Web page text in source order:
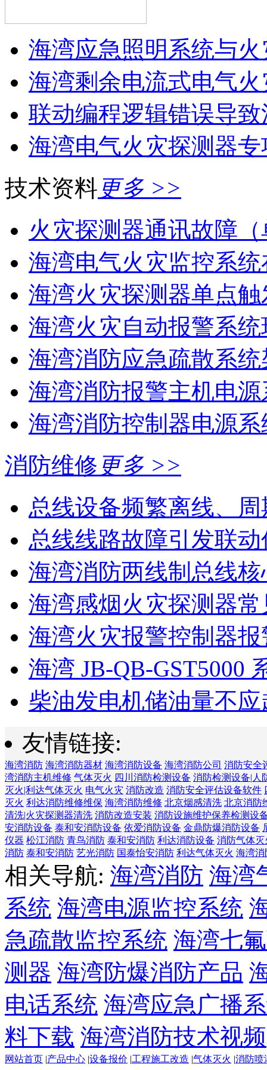
海湾应急照明系统与火
海湾剩余电流式电气火
联动编程逻辑错误导致
海湾电气火灾探测器
技术资料 更多 >>
火灾探测器通讯故障
海湾电气火灾监控系统
海湾火灾探测器单点
海湾火灾自动报警系统
海湾消防应急疏散系统
海湾消防报警主机电源
海湾消防控制器电源系
消防维修 更多 >>
总线设备频繁离线、
总线线路故障引发联
海湾消防两线制总线核
海湾感烟火灾探测器常
海湾火灾报警控制器报
海湾 JB-QB-GST5000
柴油发电机储油量不应
友情链接:
海湾消防 海湾消防器材 海湾消防设备 海湾消防公司 消防安全
湾消防主机维修 气体灭火 四川消防检测设备 消防检测设备|人
灭火|利达气体灭火 电气火灾 消防改造 消防安全评估设备软件
灭火 利达消防维修维保 海湾消防维修 北京烟感清洗 北京消防
清洗|火灾探测器清洗 消防改造安装 消防设施维护保养检测设
安消防设备 泰和安消防设备 依爱消防设备 金鼎防爆消防设备
仪器 松江消防 青鸟消防 泰和安消防 利达消防设备 消防气体灭
消防 泰和安消防 艺光消防 国泰怡安消防 利达气体灭火 海湾消
相关导航: 海湾消防 海湾
系统 海湾电源监控系统
急疏散监控系统 海湾七
测器 海湾防爆消防产品
电话系统 海湾应急广播
料下载 海湾消防技术视频
网站首页 |产品中心 |设备报价 |工程施工改造 |气体灭火 |消防喷